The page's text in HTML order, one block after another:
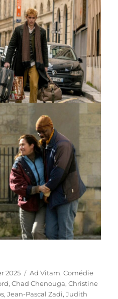
2025 Catégories
Ad Vitam,Comédie
,Chad Chenouga,Christine
,Jean-Pascal Zadi,Judith